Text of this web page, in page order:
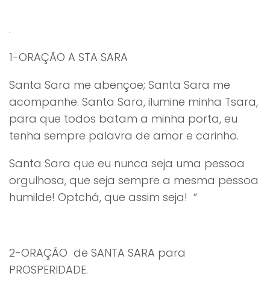
.
1-ORAÇÃO A STA SARA
Santa Sara me abençoe; Santa Sara me
acompanhe. Santa Sara, ilumine minha Tsara,
para que todos batam a minha porta, eu
tenha sempre palavra de amor e carinho.
Santa Sara que eu nunca seja uma pessoa
orgulhosa, que seja sempre a mesma pessoa
humilde! Optchá, que assim seja! “
2-ORAÇÃO de SANTA SARA para
PROSPERIDADE.